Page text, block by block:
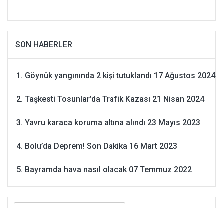
SON HABERLER
Göynük yangınında 2 kişi tutuklandı 17 Ağustos 2024
Taşkesti Tosunlar’da Trafik Kazası 21 Nisan 2024
Yavru karaca koruma altına alındı 23 Mayıs 2023
Bolu’da Deprem! Son Dakika 16 Mart 2023
Bayramda hava nasıl olacak 07 Temmuz 2022
Arama: